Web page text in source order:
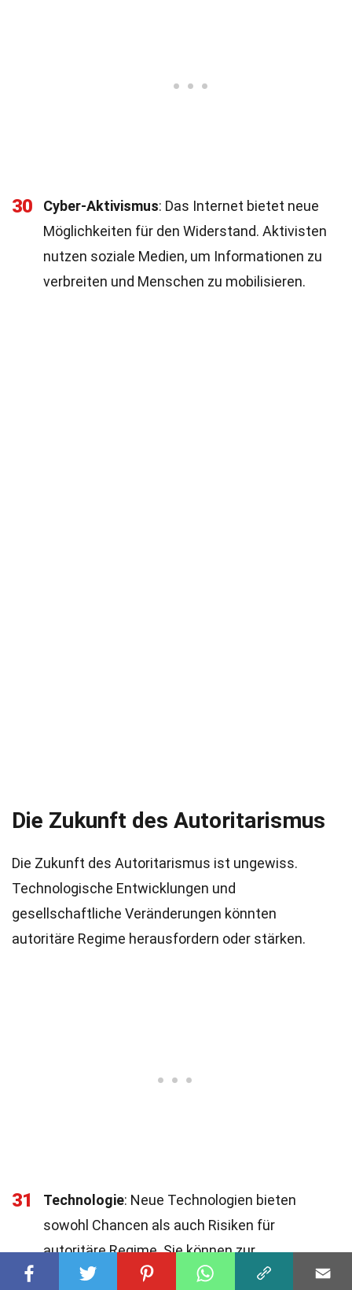
30 Cyber-Aktivismus: Das Internet bietet neue
Möglichkeiten für den Widerstand. Aktivisten
nutzen soziale Medien, um Informationen zu
verbreiten und Menschen zu mobilisieren.
Die Zukunft des Autoritarismus
Die Zukunft des Autoritarismus ist ungewiss.
Technologische Entwicklungen und
gesellschaftliche Veränderungen könnten
autoritäre Regime herausfordern oder stärken.
31 Technologie: Neue Technologien bieten
sowohl Chancen als auch Risiken für
autoritäre Regime. Sie können zur
Überwachung genutzt werden, aber auch zur